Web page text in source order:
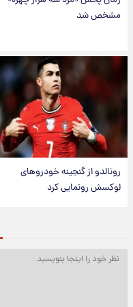
مشخص شد
رونالدو از گنجینه خودروهای
لوکسش رونمایی کرد